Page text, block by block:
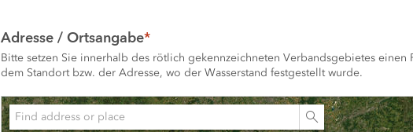
Adresse / Ortsangabe*
Bitte setzen Sie innerhalb des rötlich gekennzeichneten Verbandsgebietes einen
dem Standort bzw. der Adresse, wo der Wasserstand festgestellt wurde.